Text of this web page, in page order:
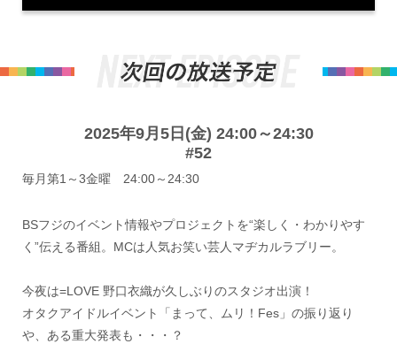
2025年9月5日(金) 24:00～24:30
#52
毎月第1～3金曜 24:00～24:30
BSフジのイベント情報やプロジェクトを“楽しく・わかりやす
く”伝える番組。MCは人気お笑い芸人マヂカルラブリー。
今夜は=LOVE 野口衣織が久しぶりのスタジオ出演！
オタクアイドルイベント「まって、ムリ！Fes」の振り返り
や、ある重大発表も・・・？